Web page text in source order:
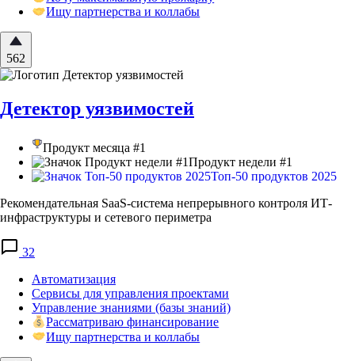
Ищу партнерства и коллабы
562
Детектор уязвимостей
Продукт месяца #1
Продукт недели #1
Топ-50 продуктов 2025
Рекомендательная SaaS-система непрерывного контроля ИТ-
инфраструктуры и сетевого периметра
32
Автоматизация
Сервисы для управления проектами
Управление знаниями (базы знаний)
Рассматриваю финансирование
Ищу партнерства и коллабы